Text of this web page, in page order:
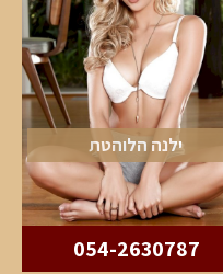
ילנה הלוהטת
054-2630787